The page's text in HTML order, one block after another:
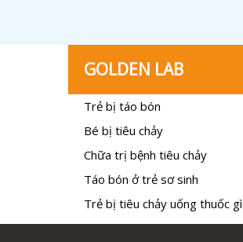
GOLDEN LAB
Trẻ bị táo bón
Bé bị tiêu chảy
Chữa trị bệnh tiêu chảy
Táo bón ở trẻ sơ sinh
Trẻ bị tiêu chảy uống thuốc gì